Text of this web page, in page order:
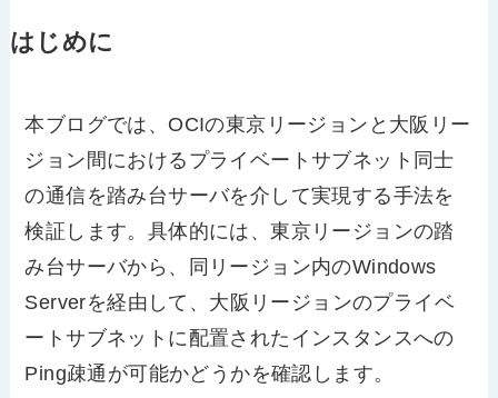
はじめに
本ブログでは、OCIの東京リージョンと大阪リー
ジョン間におけるプライベートサブネット同士
の通信を踏み台サーバを介して実現する手法を
検証します。具体的には、東京リージョンの踏
み台サーバから、同リージョン内のWindows
Serverを経由して、大阪リージョンのプライベ
ートサブネットに配置されたインスタンスへの
Ping疎通が可能かどうかを確認します。